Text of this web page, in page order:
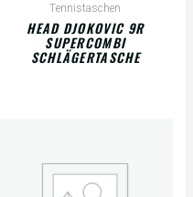
Tennistaschen
HEAD DJOKOVIC 9R
SUPERCOMBI
SCHLÄGERTASCHE